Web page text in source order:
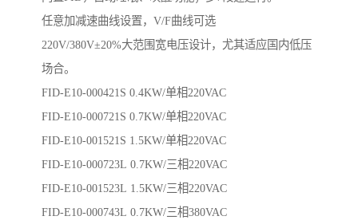
任意加减速曲线设置，V/F曲线可选
220V/380V±20%大范围宽电压设计，尤其适应国内低压
场合。
FID-E10-000421S 0.4KW/单相220VAC
FID-E10-000721S 0.7KW/单相220VAC
FID-E10-001521S 1.5KW/单相220VAC
FID-E10-000723L 0.7KW/三相220VAC
FID-E10-001523L 1.5KW/三相220VAC
FID-E10-000743L 0.7KW/三相380VAC